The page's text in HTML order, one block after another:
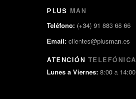
PLUS MAN
Teléfono: (+34) 91 883 68 66
Email: clientes@plusman.es
ATENCIÓN TELEFÓNICA
Lunes a Viernes: 8:00 a 14:00